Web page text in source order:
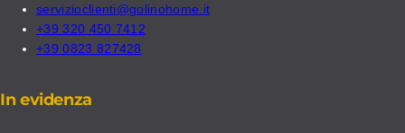
servizioclienti@golinohome.it
+39 320 450 7412
+39 0823 827428
In evidenza